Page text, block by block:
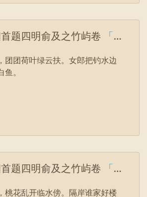
题四明俞及之竹屿卷 「元」乃贤
团团荷叶绿云扶。女郎把钓水边
。
题四明俞及之竹屿卷 「元」乃贤
桃花乱开临水傍。隔岸谁家好楼